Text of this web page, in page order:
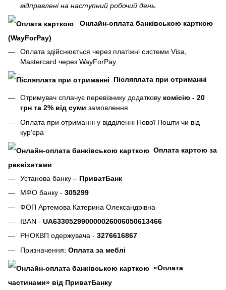
відправлені на наступний робочий день.
Онлайн-оплата банківською карткою
(WayForPay)
Оплата здійснюється через платіжні системи Visa,
Mastercard через WayForPay.
Післяплата при отриманні
Отримувач сплачує перевізнику додаткову комісію - 20
грн та 2% від суми замовлення
Оплата при отриманні у відділенні Нової Пошти чи від
кур'єра
Оплата картою за
реквізитами
Установа банку – ПриватБанк
МФО банку - 305299
ФОП Артемова Катерина Олександрівна
IBAN - UA633052990000026006050613466
РНОКВП одержувача - 3276616867
Призначення: Оплата за меблі
«Оплата
частинами» від ПриватБанку